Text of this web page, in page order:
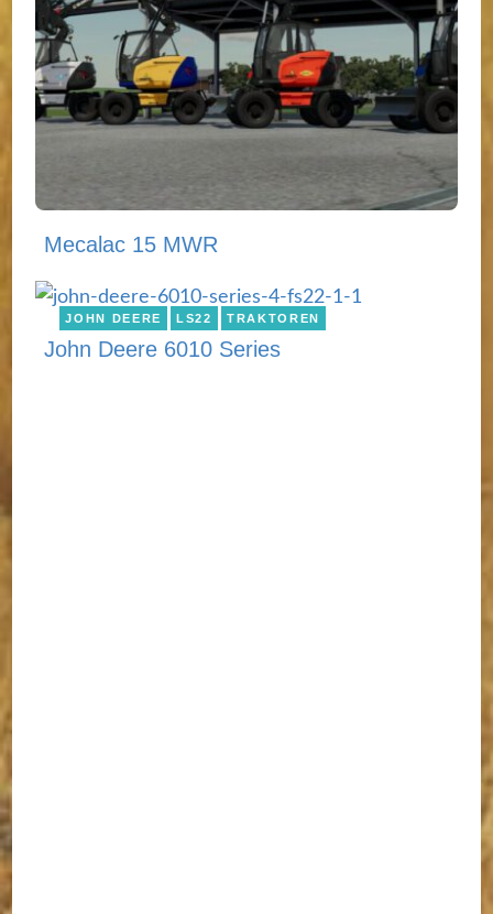
Mecalac 15 MWR
JOHN DEERE LS22 TRAKTOREN
John Deere 6010 Series